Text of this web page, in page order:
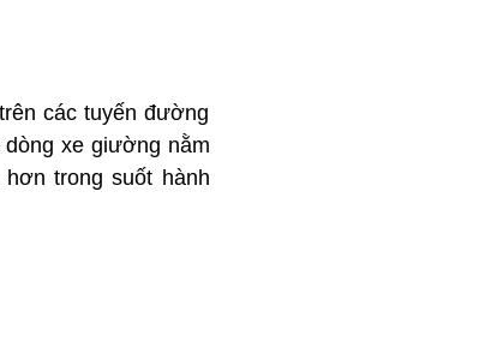
các tuyến đường
dòng xe giường nằm
trong suốt hành